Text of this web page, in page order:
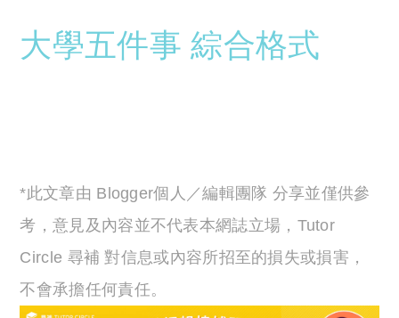
大學五件事 綜合格式
*此文章由 Blogger個人／編輯團隊 分享並僅供參
考，意見及內容並不代表本網誌立場，Tutor
Circle 尋補 對信息或內容所招至的損失或損害，
不會承擔任何責任。